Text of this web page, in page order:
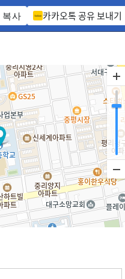
복사 카카오톡 공유 보내기